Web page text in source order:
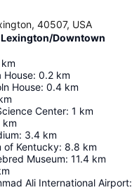
40507, USA
Downtown
km
House: 0.2 km
House: 0.4 km
Center: 1 km
km
: 3.4 km
of Kentucky: 8.8 km
Museum: 11.4 km
Ali International Airport: